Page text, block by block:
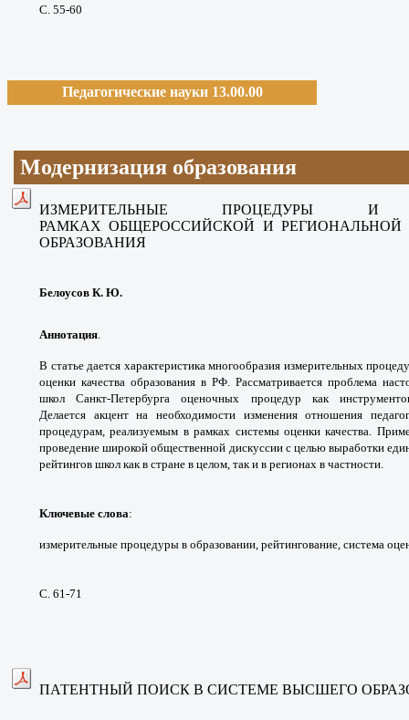
С. 55-60
Педагогические науки 13.00.00
Модернизация образования
ИЗМЕРИТЕЛЬНЫЕ ПРОЦЕДУРЫ И
РАМКАХОБЩЕРОССИЙСКОЙ И РЕГИОНАЛЬНОЙ
ОБРАЗОВАНИЯ
Белоусов К. Ю.
Аннотация.
В статье дается характеристикамногообразия измерительных
оценки качества образования в РФ. Рассматривается проблема
школ Санкт-Петербургаоценочных процедур как
Делается акцент на необходимости измененияотношения
процедурам, реализуемым врамках системы оценки качества.
проведениеширокой общественной дискуссии с цельювыработки
рейтингов школ как в стране в целом, так и в регионах в частности.
Ключевые слова:
измерительные процедуры в образовании, рейтингование, система
С. 61-71
ПАТЕНТНЫЙ ПОИСК В СИСТЕМЕ ВЫСШЕГО